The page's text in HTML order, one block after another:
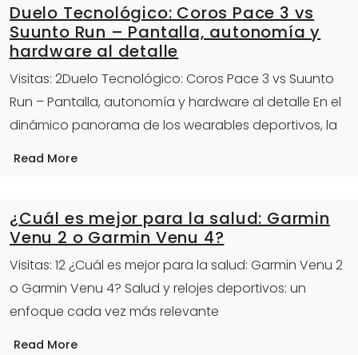
Duelo Tecnológico: Coros Pace 3 vs
Suunto Run – Pantalla, autonomía y
hardware al detalle
Visitas: 2Duelo Tecnológico: Coros Pace 3 vs Suunto
Run – Pantalla, autonomía y hardware al detalle En el
dinámico panorama de los wearables deportivos, la
Read More
¿Cuál es mejor para la salud: Garmin
Venu 2 o Garmin Venu 4?
Visitas: 12 ¿Cuál es mejor para la salud: Garmin Venu 2
o Garmin Venu 4? Salud y relojes deportivos: un
enfoque cada vez más relevante
Read More